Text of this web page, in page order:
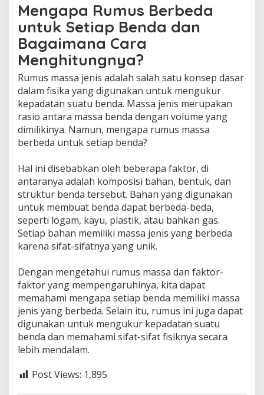
Mengapa Rumus Berbeda
untuk Setiap Benda dan
Bagaimana Cara
Menghitungnya?
Rumus massa jenis adalah salah satu konsep dasar
dalam fisika yang digunakan untuk mengukur
kepadatan suatu benda. Massa jenis merupakan
rasio antara massa benda dengan volume yang
dimilikinya. Namun, mengapa rumus massa
berbeda untuk setiap benda?
Hal ini disebabkan oleh beberapa faktor, di
antaranya adalah komposisi bahan, bentuk, dan
struktur benda tersebut. Bahan yang digunakan
untuk membuat benda dapat berbeda-beda,
seperti logam, kayu, plastik, atau bahkan gas.
Setiap bahan memiliki massa jenis yang berbeda
karena sifat-sifatnya yang unik.
Dengan mengetahui rumus massa dan faktor-
faktor yang mempengaruhinya, kita dapat
memahami mengapa setiap benda memiliki massa
jenis yang berbeda. Selain itu, rumus ini juga dapat
digunakan untuk mengukur kepadatan suatu
benda dan memahami sifat-sifat fisiknya secara
lebih mendalam.
Post Views: 1,895